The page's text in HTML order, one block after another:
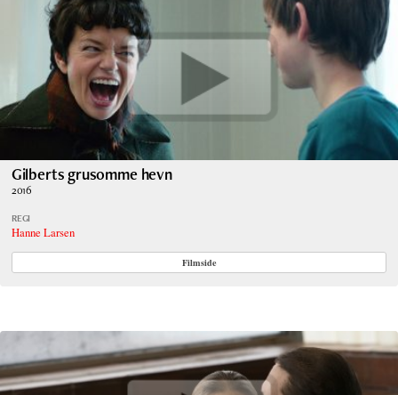
Gilberts grusomme hevn
2016
REGI
Hanne Larsen
Filmside